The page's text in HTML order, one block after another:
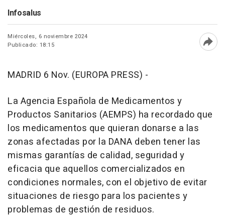
Infosalus
Miércoles, 6 noviembre 2024
Publicado: 18:15
MADRID 6 Nov. (EUROPA PRESS) -
La Agencia Española de Medicamentos y
Productos Sanitarios (AEMPS) ha recordado que
los medicamentos que quieran donarse a las
zonas afectadas por la DANA deben tener las
mismas garantías de calidad, seguridad y
eficacia que aquellos comercializados en
condiciones normales, con el objetivo de evitar
situaciones de riesgo para los pacientes y
problemas de gestión de residuos.